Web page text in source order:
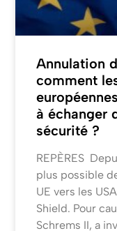
Annulation
comment
à échanger
sécurité ?
REPÈRES
plus possible
UE vers les
Shield. Pour
Schrems II, a